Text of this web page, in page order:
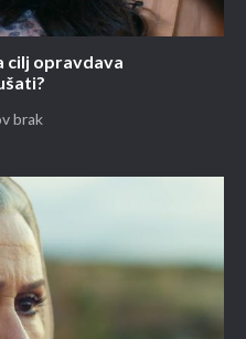
cilj opravdava
brak